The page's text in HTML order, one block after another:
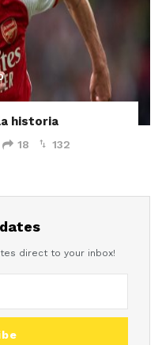
historia
18 132
direct to your inbox!